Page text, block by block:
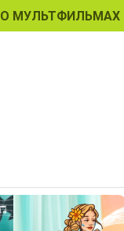
О МУЛЬТФИЛЬМАХ